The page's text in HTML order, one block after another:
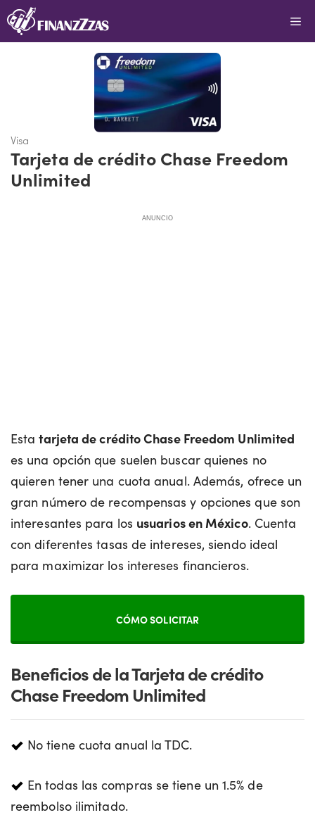
Saltar
al
Visa
Tarjeta de crédito Chase Freedom
Unlimited
ANUNCIO
Estatarjeta de crédito Chase Freedom Unlimited
es una opción que suelen buscar quienes no
quieren tener una cuota anual. Además, ofrece un
gran número de recompensas y opciones que son
interesantes para los usuarios en México. Cuenta
con diferentes tasas de intereses, siendo ideal
para maximizar los intereses financieros.
CÓMO SOLICITAR
Beneficios de la Tarjeta de crédito
Chase Freedom Unlimited
No tiene cuota anual la TDC.
En todas las compras se tiene un 1.5% de
reembolso ilimitado.